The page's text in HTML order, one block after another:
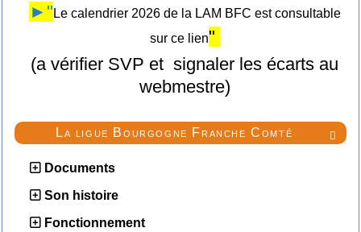

La ligue Bourgogne Franche Comté
Documents
Son histoire
Fonctionnement
►" Le calendrier 2026 de la LAM BFC est consultable
sur ce lien"
(a vérifier SVP et signaler les écarts au
webmestre)